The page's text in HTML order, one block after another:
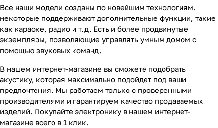
Все наши модели созданы по новейшим технологиям.
некоторые поддерживают дополнительные функции, такие
как караоке, радио и т.д. Есть и более продвинутые
экземпляры, позволяющие управлять умным домом с
помощью звуковых команд.
В нашем интернет-магазине вы сможете подобрать
акустику, которая максимально подойдет под ваши
предпочтения. Мы работаем только с проверенными
производителями и гарантируем качество продаваемых
изделий. Покупайте электронику в нашем интернет-
магазине всего в 1 клик.